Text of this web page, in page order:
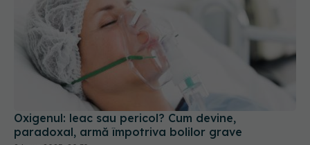
Oxigenul: leac sau pericol? Cum devine,
paradoxal, armă împotriva bolilor grave
24 aug 2025, 20:39